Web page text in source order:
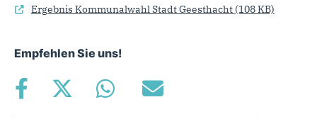
Ergebnis Kommunalwahl Stadt Geesthacht (108 KB)
Empfehlen Sie uns!